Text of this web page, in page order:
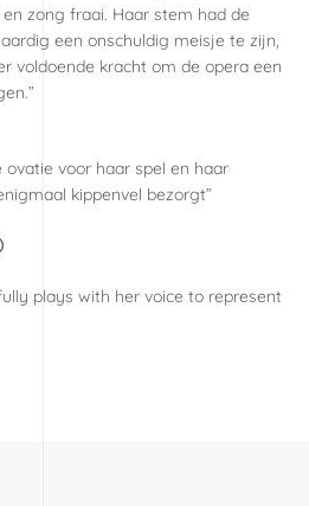
zong fraai. Haar stem had de
een onschuldig meisje te zijn,
voldoende kracht om de opera een
voor haar spel en haar
kippenvel bezorgt”
plays with her voice to represent